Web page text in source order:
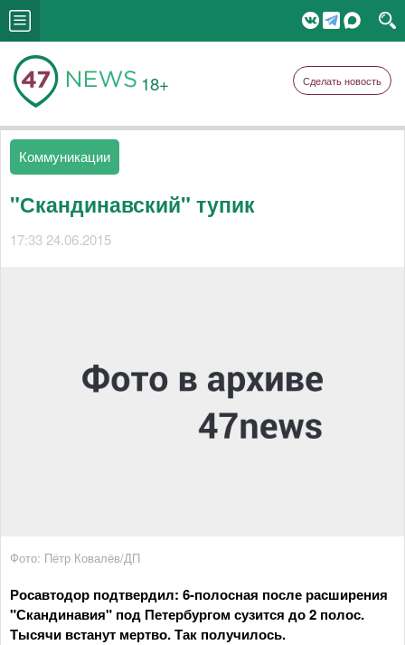
18+ Сделать новость
Коммуникации
"Скандинавский" тупик
17:33 24.06.2015
Фото: Пётр Ковалёв/ДП
Росавтодор подтвердил: 6-полосная после расширения
"Скандинавия" под Петербургом сузится до 2 полос.
Тысячи встанут мертво. Так получилось.